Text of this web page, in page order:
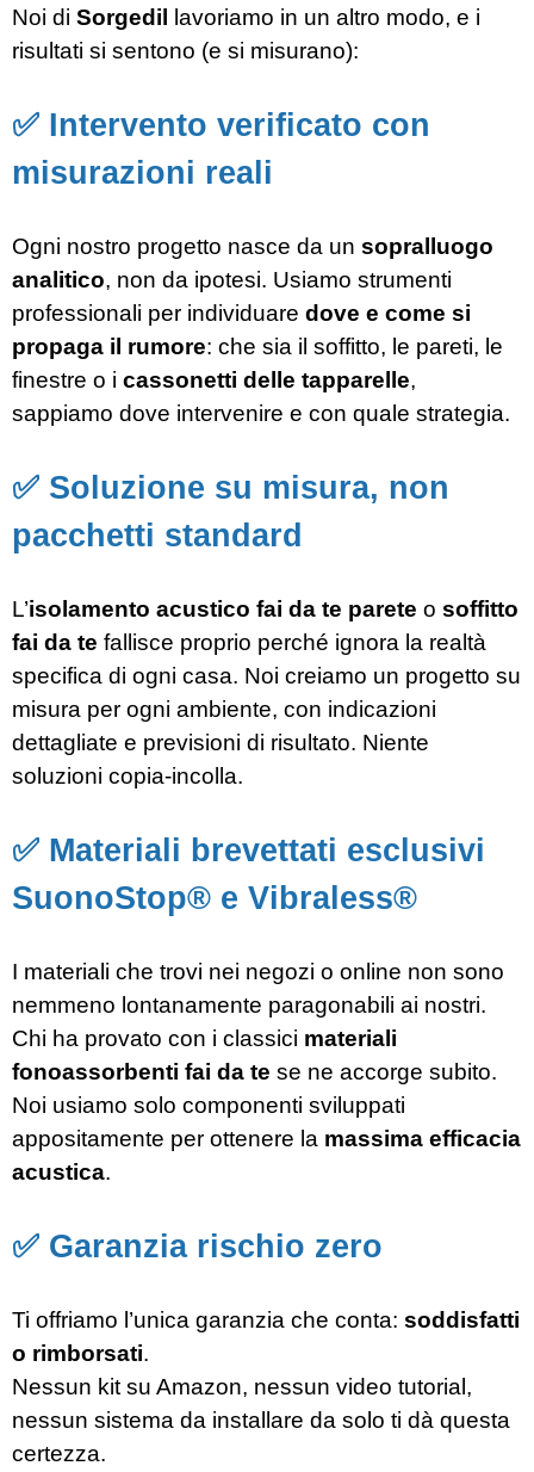
Noi di Sorgedil lavoriamo in un altro modo, e i
risultati si sentono (e si misurano):
✅ Intervento verificato con
misurazioni reali
Ogni nostro progetto nasce da un sopralluogo
analitico, non da ipotesi. Usiamo strumenti
professionali per individuare dove e come si
propaga il rumore: che sia il soffitto, le pareti, le
finestre o i cassonetti delle tapparelle,
sappiamo dove intervenire e con quale strategia.
✅ Soluzione su misura, non
pacchetti standard
L’isolamento acustico fai da te parete o soffitto
fai da te fallisce proprio perché ignora la realtà
specifica di ogni casa. Noi creiamo un progetto su
misura per ogni ambiente, con indicazioni
dettagliate e previsioni di risultato. Niente
soluzioni copia-incolla.
✅ Materiali brevettati esclusivi
SuonoStop® e Vibraless®
I materiali che trovi nei negozi o online non sono
nemmeno lontanamente paragonabili ai nostri.
Chi ha provato con i classici materiali
fonoassorbenti fai da te se ne accorge subito.
Noi usiamo solo componenti sviluppati
appositamente per ottenere la massima efficacia
acustica.
✅ Garanzia rischio zero
Ti offriamo l’unica garanzia che conta: soddisfatti
o rimborsati.
Nessun kit su Amazon, nessun video tutorial,
nessun sistema da installare da solo ti dà questa
certezza.